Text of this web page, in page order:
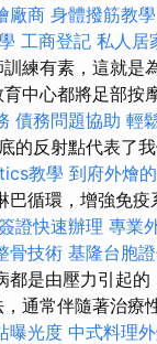
廠商 身體撥筋教學
工商登記 私人居
練有素，這就
中心都將足部按
債務問題協助 輕
的反射點代表了
教學 到府外燴
巴循環，增強免疫
證快速辦理 專業
骨技術 基隆台胞
是由壓力引起
通常伴隨著治療
曝光度 中式料理